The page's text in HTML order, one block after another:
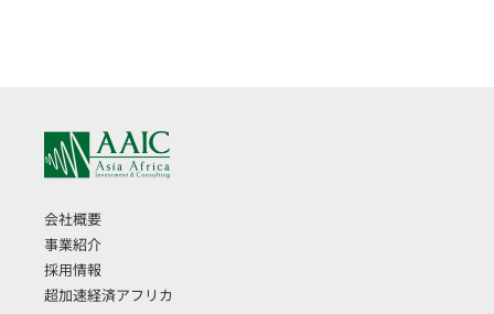
会社概要
事業紹介
採用情報
超加速経済アフリカ